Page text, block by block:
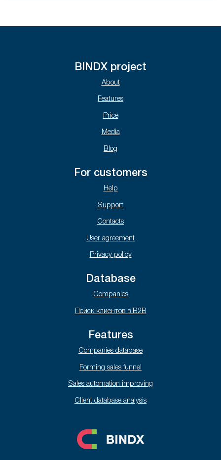
BINDX project
About
Features
Price
Media
Blog
For customers
Help
Support
Contacts
User agreement
Privacy policy
Database
Companies
Поиск клиентов в B2B
Features
Companies database
Forming sales funnel
Sales automation improving
Client database analysis